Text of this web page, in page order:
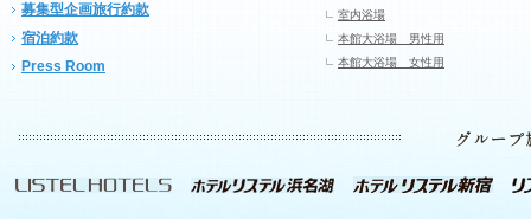
募集型企画旅行約款
宿泊約款
Press Room
室内浴場
本館大浴場 男性用
本館大浴場 女性用